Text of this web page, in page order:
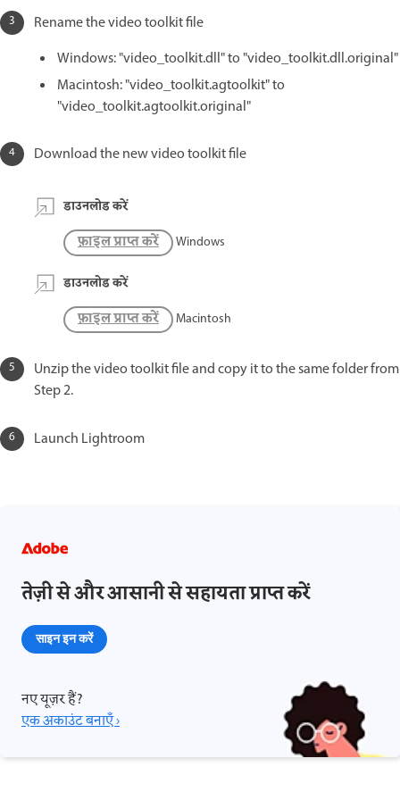
Rename the video toolkit file
Windows: "video_toolkit.dll" to "video_toolkit.dll.original"
Macintosh: "video_toolkit.agtoolkit" to
"video_toolkit.agtoolkit.original"
Download the new video toolkit file
डाउनलोड करें
फ़ाइल प्राप्त करें Windows
डाउनलोड करें
फ़ाइल प्राप्त करें Macintosh
Unzip the video toolkit file and copy it to the same folder from
Step 2.
Launch Lightroom
तेज़ी से और आसानी से सहायता प्राप्त करें
साइन इन करें
नए यूज़र हैं?
एक अकाउंट बनाएँ ›